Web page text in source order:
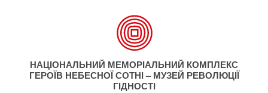
НАЦІОНАЛЬНИЙ МЕМОРІАЛЬНИЙ КОМПЛЕКС
ГЕРОЇВ НЕБЕСНОЇ СОТНІ – МУЗЕЙ РЕВОЛЮЦІЇ
ГІДНОСТІ